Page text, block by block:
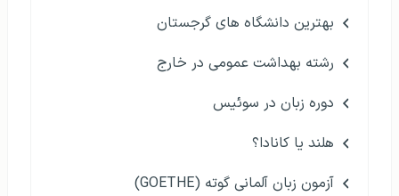
بهترین دانشگاه های گرجستان
رشته بهداشت عمومی در خارج
دوره زبان در سوئیس
هلند یا کانادا؟
آزمون زبان آلمانی گوته (GOETHE)